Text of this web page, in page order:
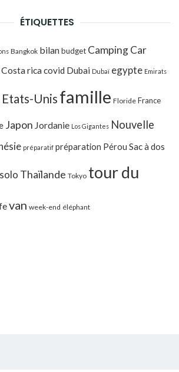
ÉTIQUETTES
Bangkok bilanbudget Camping Car
Costa ricacovid Dubai Dubaï egypte Emirats
Etats-Unis famille Floride France
Japon Jordanie Los Gigantes Nouvelle
préparatif préparation Pérou Sac à dos
solo Thaïlande Tokyo tour du
van week-end éléphant